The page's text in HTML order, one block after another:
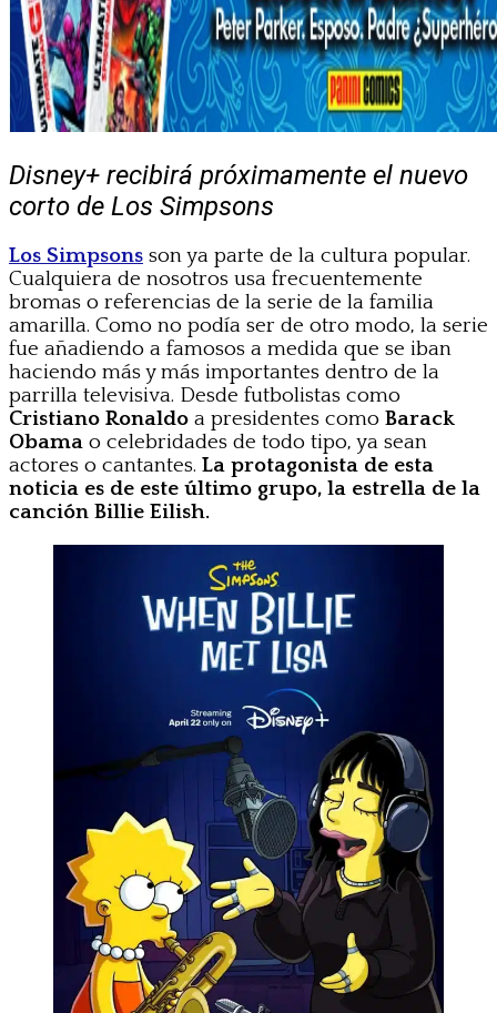
Disney+ recibirá próximamente el nuevo
corto de Los Simpsons
Los Simpsons son ya parte de la cultura popular.
Cualquiera de nosotros usa frecuentemente
bromas o referencias de la serie de la familia
amarilla. Como no podía ser de otro modo, la serie
fue añadiendo a famosos a medida que se iban
haciendo más y más importantes dentro de la
parrilla televisiva. Desde futbolistas como
Cristiano Ronaldo a presidentes como Barack
Obama o celebridades de todo tipo, ya sean
actores o cantantes. La protagonista de esta
noticia es de este último grupo, la estrella de la
canción Billie Eilish.